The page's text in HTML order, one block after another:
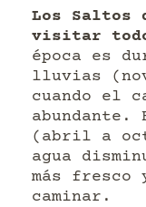
Los Saltos
visitar
época es
lluvias
cuando el
abundante.
(abril a
agua
más fresco
caminar.